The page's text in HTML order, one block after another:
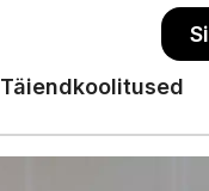
Täiendkoolitused